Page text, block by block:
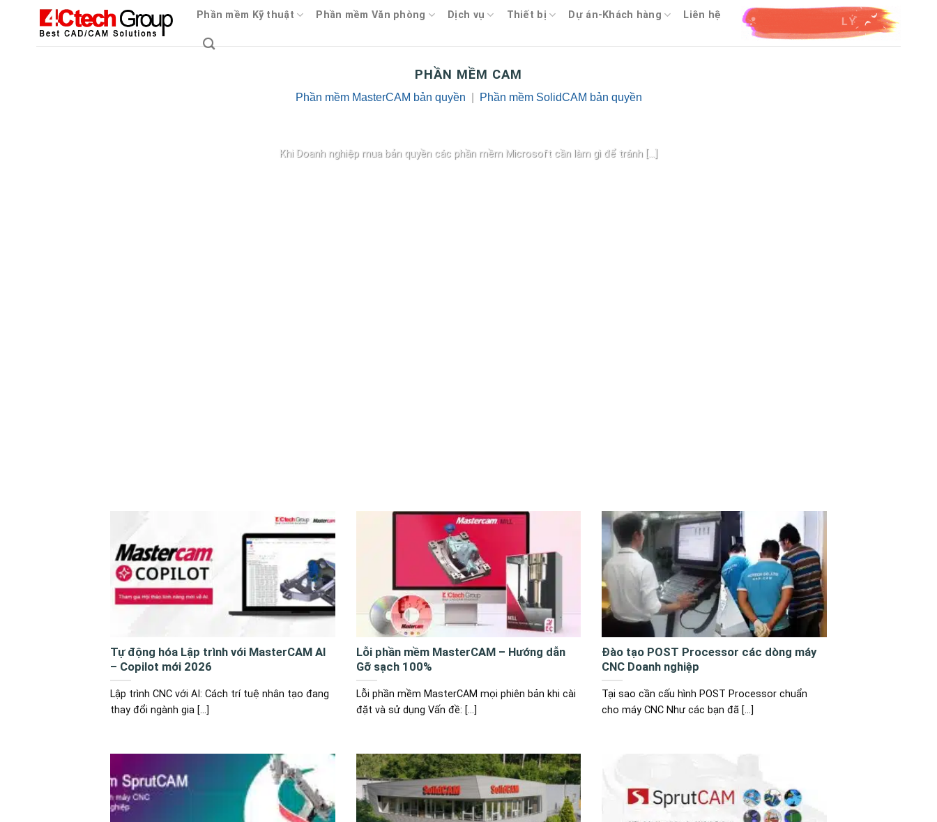
content
Phần mềm Kỹ thuật Phần mềm Văn phòng Dịch vụ Thiết bị Dự án-Khách hàng Liên hệ
PHẦN MỀM CAM
Phần mềm MasterCAM bản quyền Phần mềm SolidCAM bản quyền
Khi Doanh nghiệp mua bản quyền các phần mềm Microsoft cần làm gì để tránh [...]
Tự động hóa Lập trình với MasterCAM AI
– Copilot mới 2026
Lập trình CNC với AI: Cách trí tuệ nhân tạo đang
thay đổi ngành gia [...]
Lỗi phần mềm MasterCAM – Hướng dẫn
Gỡ sạch 100%
Lỗi phần mềm MasterCAM mọi phiên bản khi cài
đặt và sử dụng Vấn đề: [...]
Đào tạo POST Processor các dòng máy
CNC Doanh nghiệp
Tại sao cần cấu hình POST Processor chuẩn
cho máy CNC Như các bạn đã [...]